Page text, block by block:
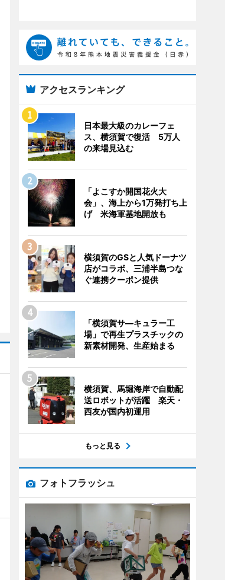
アクセスランキング
日本最大級のカレーフェ
ス、横須賀で復活 5万人
の来場見込む
「よこすか開国花火大
会」、海上から1万発打ち上
げ 米海軍基地開放も
横須賀のGSと人気ドーナツ
店がコラボ、三浦半島つな
ぐ連携クーポン提供
「横須賀サ―キュラー工
場」で再生プラスチックの
新素材開発、生産始まる
横須賀、馬堀海岸で自動配
送ロボットが活躍 楽天・
西友が国内初運用
もっと見る
フォトフラッシュ